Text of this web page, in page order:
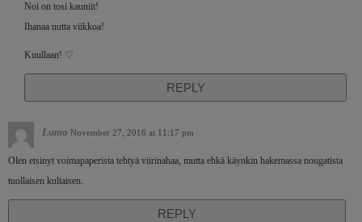
Noi on tosi kauniit!
Ihanaa uutta viikkoa!
Kuullaan! ♡
REPLY
Lumo November 27, 2016 at 11:17 pm
Olen etsinyt voimapaperista tehtyä viirinahaa, mutta ehkä käynkin hakemassa nougatista
tuollaisen kultaisen.
REPLY